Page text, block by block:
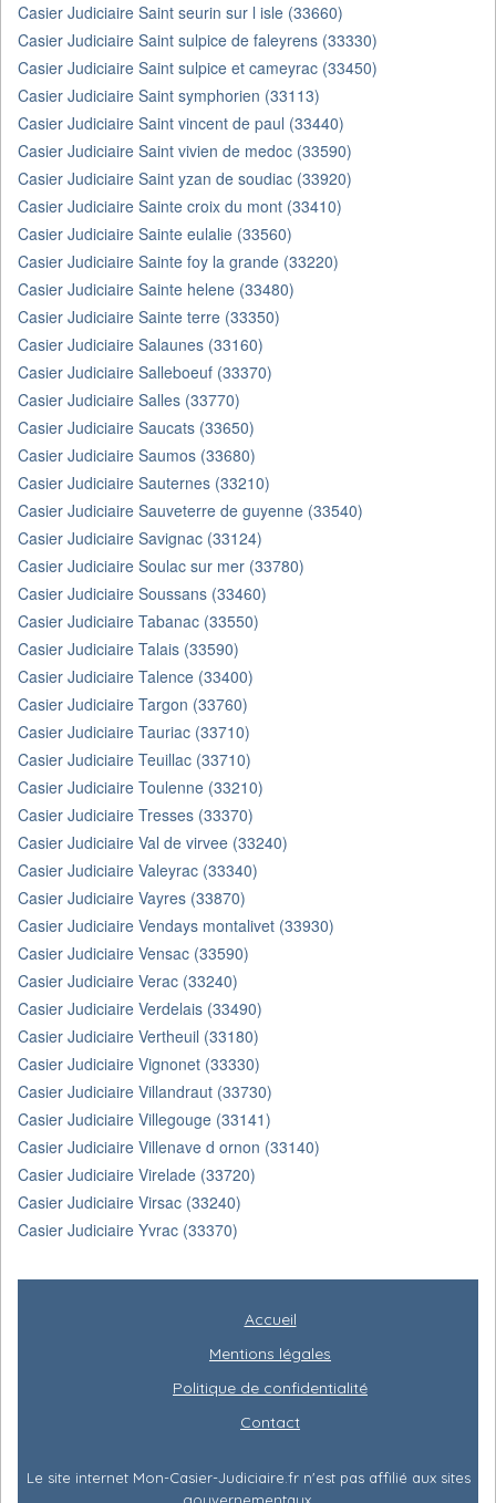
Casier Judiciaire Saint seurin sur l isle (33660)
Casier Judiciaire Saint sulpice de faleyrens (33330)
Casier Judiciaire Saint sulpice et cameyrac (33450)
Casier Judiciaire Saint symphorien (33113)
Casier Judiciaire Saint vincent de paul (33440)
Casier Judiciaire Saint vivien de medoc (33590)
Casier Judiciaire Saint yzan de soudiac (33920)
Casier Judiciaire Sainte croix du mont (33410)
Casier Judiciaire Sainte eulalie (33560)
Casier Judiciaire Sainte foy la grande (33220)
Casier Judiciaire Sainte helene (33480)
Casier Judiciaire Sainte terre (33350)
Casier Judiciaire Salaunes (33160)
Casier Judiciaire Salleboeuf (33370)
Casier Judiciaire Salles (33770)
Casier Judiciaire Saucats (33650)
Casier Judiciaire Saumos (33680)
Casier Judiciaire Sauternes (33210)
Casier Judiciaire Sauveterre de guyenne (33540)
Casier Judiciaire Savignac (33124)
Casier Judiciaire Soulac sur mer (33780)
Casier Judiciaire Soussans (33460)
Casier Judiciaire Tabanac (33550)
Casier Judiciaire Talais (33590)
Casier Judiciaire Talence (33400)
Casier Judiciaire Targon (33760)
Casier Judiciaire Tauriac (33710)
Casier Judiciaire Teuillac (33710)
Casier Judiciaire Toulenne (33210)
Casier Judiciaire Tresses (33370)
Casier Judiciaire Val de virvee (33240)
Casier Judiciaire Valeyrac (33340)
Casier Judiciaire Vayres (33870)
Casier Judiciaire Vendays montalivet (33930)
Casier Judiciaire Vensac (33590)
Casier Judiciaire Verac (33240)
Casier Judiciaire Verdelais (33490)
Casier Judiciaire Vertheuil (33180)
Casier Judiciaire Vignonet (33330)
Casier Judiciaire Villandraut (33730)
Casier Judiciaire Villegouge (33141)
Casier Judiciaire Villenave d ornon (33140)
Casier Judiciaire Virelade (33720)
Casier Judiciaire Virsac (33240)
Casier Judiciaire Yvrac (33370)
Accueil
Mentions légales
Politique de confidentialité
Contact
Le site internet Mon-Casier-Judiciaire.fr n'est pas affilié aux sites